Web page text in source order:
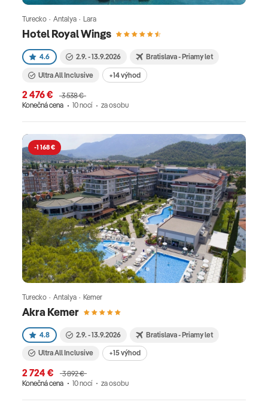
Hotel Royal Wings
Turecko · Antalya · Lara
4.6 2.9. - 13.9.2026 Bratislava - Priamy let
Ultra All Inclusive +14 výhod
2 476 €
3 538 €
Konečná cena
10 nocí za osobu
-1 168 €
Akra Kemer
Turecko · Antalya · Kemer
4.8 2.9. - 13.9.2026 Bratislava - Priamy let
Ultra All Inclusive +15 výhod
2 724 €
3 892 €
Konečná cena
10 nocí za osobu